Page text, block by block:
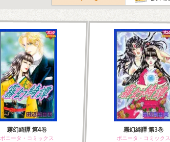
すべて
霧幻綺譚 第4巻
ボニータ・コミックス
霧幻綺譚 第3巻
ボニータ・コミックス